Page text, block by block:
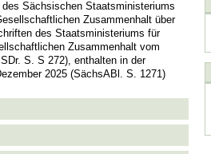
Sächsischen Staatsministeriums
Zusammenhalt über
des Staatsministeriums für
Zusammenhalt vom
S. S 272), enthalten in der
2025 (SächsABl. S. 1271)